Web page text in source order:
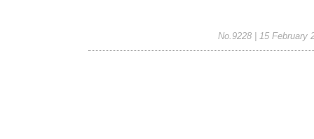
No.9228 | 15 February